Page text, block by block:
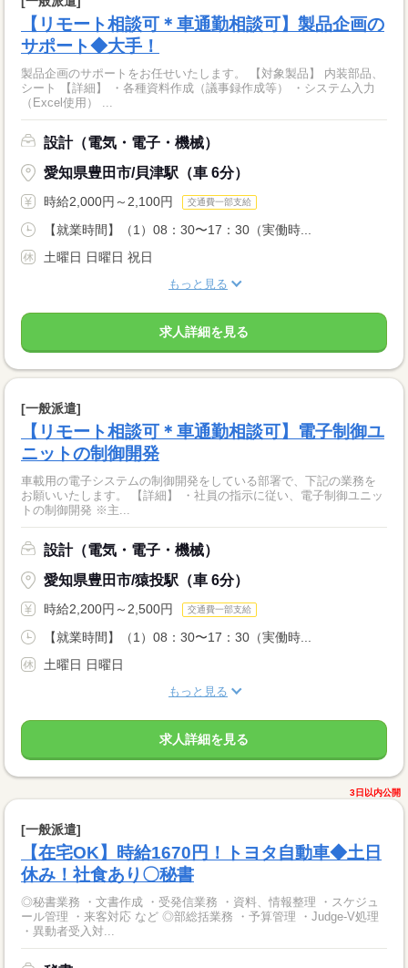
【リモート相談可＊車通勤相談可】製品企画の
サポート◆大手！
製品企画のサポートをお任せいたします。 【対象製品】 内装部品、
シート 【詳細】 ・各種資料作成（議事録作成等） ・システム入力
（Excel使用） ...
設計（電気・電子・機械）
愛知県豊田市/貝津駅（車 6分）
時給2,000円～2,100円 交通費一部支給
【就業時間】（1）08：30〜17：30（実働時...
土曜日 日曜日 祝日
もっと見る
求人詳細を見る
[一般派遣]
【リモート相談可＊車通勤相談可】電子制御ユ
ニットの制御開発
車載用の電子システムの制御開発をしている部署で、下記の業務を
お願いいたします。 【詳細】 ・社員の指示に従い、電子制御ユニッ
トの制御開発 ※主...
設計（電気・電子・機械）
愛知県豊田市/猿投駅（車 6分）
時給2,200円～2,500円 交通費一部支給
【就業時間】（1）08：30〜17：30（実働時...
土曜日 日曜日
もっと見る
求人詳細を見る
3日以内公開
[一般派遣]
【在宅OK】時給1670円！トヨタ自動車◆土日
休み！社食あり〇秘書
◎秘書業務 ・文書作成 ・受発信業務 ・資料、情報整理 ・スケジュ
ール管理 ・来客対応 など ◎部総括業務 ・予算管理 ・Judge-V処理
・異動者受入対...